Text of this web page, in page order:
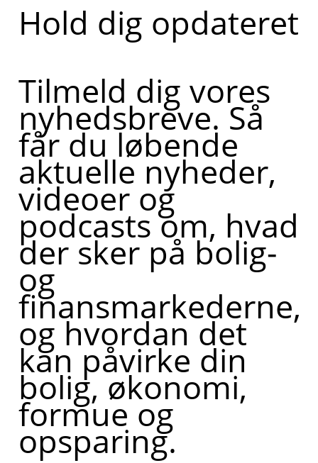
Hold dig opdateret
Tilmeld dig vores
nyhedsbreve. Så
får du løbende
aktuelle nyheder,
videoer og
podcasts om, hvad
der sker på bolig-
og
finansmarkederne,
og hvordan det
kan påvirke din
bolig, økonomi,
formue og
opsparing.